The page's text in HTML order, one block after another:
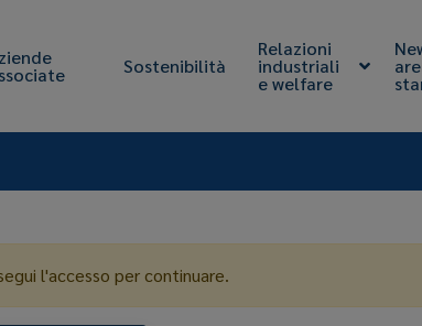
Sostenibilità
Relazioni
industriali
e welfare
l'accesso per continuare.